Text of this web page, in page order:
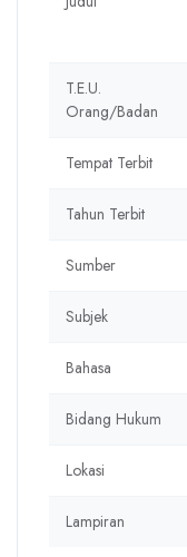
T.E.U.
Orang/Badan
Tempat Terbit
Tahun Terbit
Sumber
Subjek
Bahasa
Bidang Hukum
Lokasi
Lampiran